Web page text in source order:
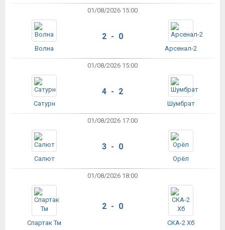
01/08/2026 15:00
Волна
2 - 0
Арсенал-2
01/08/2026 15:00
Сатурн
4 - 2
Шумбрат
01/08/2026 17:00
Салют
3 - 0
Орёл
01/08/2026 18:00
Спартак Тм
2 - 0
СКА-2 Хб